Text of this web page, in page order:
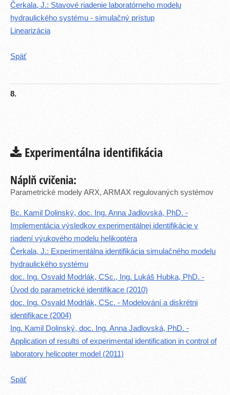
8.
Čerkala, J.: Stavové riadenie laboratórneho modelu
hydraulického systému - simulačný prístup
Linearizácia
Späť
Experimentálna identifikácia
Náplň cvičenia:
Parametrické modely ARX, ARMAX regulovaných systémov
Bc. Kamil Dolinský, doc. Ing. Anna Jadlovská, PhD. -
Implementácia výsledkov experimentálnej identifikácie v
riadení výukového modelu helikoptéra
Čerkala, J.: Experimentálna identifikácia simulačného modelu
hydraulického systému
doc. Ing. Osvald Modrlák, CSc., Ing. Lukáš Hubka, PhD. -
Úvod do parametrické identifikace (2010)
doc. Ing. Osvald Modrlák, CSc. - Modelování a diskrétni
identifikace (2004)
Ing. Kamil Dolinský, doc. Ing. Anna Jadlovská, PhD. -
Application of results of experimental identification in control of
laboratory helicopter model (2011)
Späť